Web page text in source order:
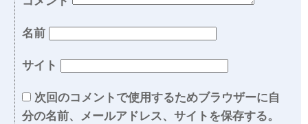
名前
サイト
次回のコメントで使用するためブラウザーに自
分の名前、メールアドレス、サイトを保存する。